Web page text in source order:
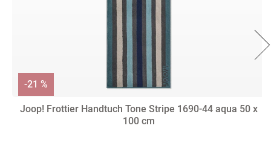
Joop! Frottier Handtuch Tone Stripe 1690-44 aqua 50 x
100 cm
-21 %